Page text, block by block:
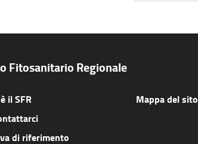
Fitosanitario Regionale
il SFR
di riferimento
Mappa del sito